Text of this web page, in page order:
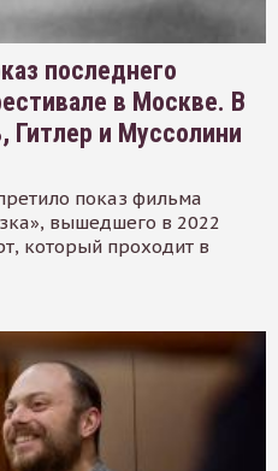
последнего
в Москве. В
Гитлер и Муссолини
показ фильма
вышедшего в 2022
который проходит в